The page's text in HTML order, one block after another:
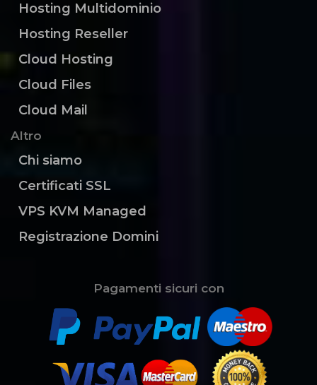
Hosting Multidominio
Hosting Reseller
Cloud Hosting
Cloud Files
Cloud Mail
Altro
Chi siamo
Certificati SSL
VPS KVM Managed
Registrazione Domini
Pagamenti sicuri con